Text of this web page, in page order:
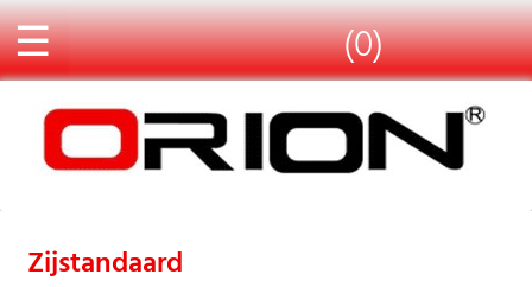
☰ (0)
Zijstandaard